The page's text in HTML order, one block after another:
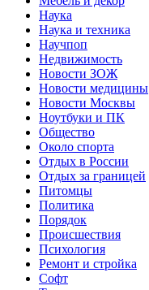
Наука
Наука и техника
Научпоп
Недвижимость
Новости ЗОЖ
Новости медицины
Новости Москвы
Ноутбуки и ПК
Общество
Около спорта
Отдых в России
Отдых за границей
Питомцы
Политика
Порядок
Происшествия
Психология
Ремонт и стройка
Софт